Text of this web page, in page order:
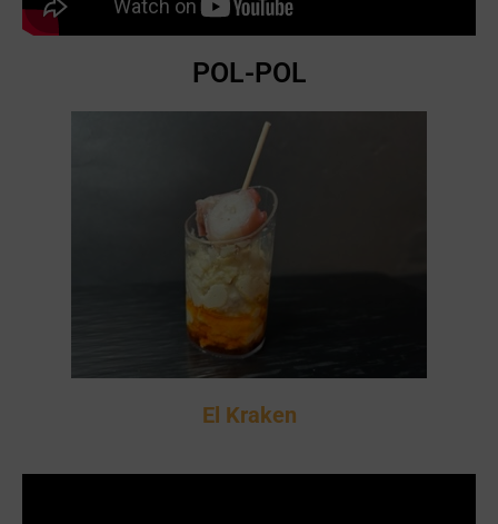
POL-POL
El Kraken